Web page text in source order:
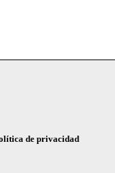
de privacidad